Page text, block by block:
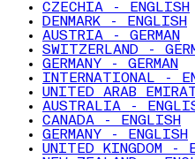
CZECHIA - ENGLISH
DENMARK - ENGLISH
AUSTRIA - GERMAN
SWITZERLAND -
GERMANY - GERMAN
INTERNATIONAL -
UNITED ARAB
AUSTRALIA -
CANADA - ENGLISH
GERMANY - ENGLISH
UNITED KINGDOM -